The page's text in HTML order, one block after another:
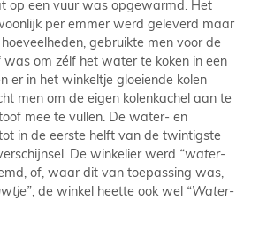
op een vuur was opgewarmd. Het
per emmer werd geleverd maar
gebruikte men voor de
om zélf het water te koken in een
er in het winkeltje gloeiende kolen
men om de eigen kolenkachel aan te
mee te vullen. De water- en
in de eerste helft van de twintigste
De winkelier werd “water-
of, waar dit van toepassing was,
; de winkel heette ook wel “Water-